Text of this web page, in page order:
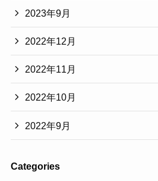
2023年9月
2022年12月
2022年11月
2022年10月
2022年9月
Categories